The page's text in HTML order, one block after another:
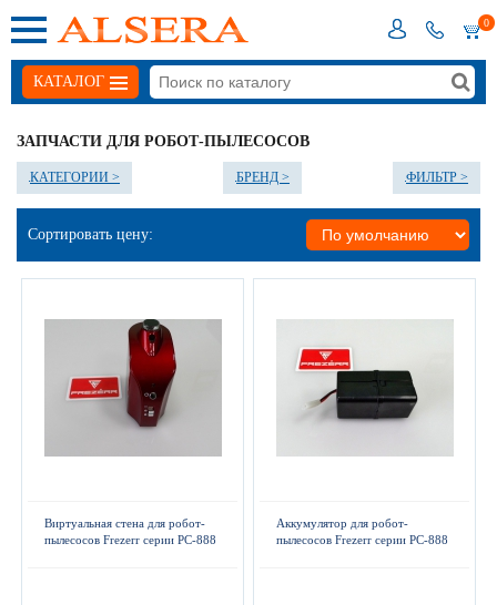
0
КАТАЛОГ
ЗАПЧАСТИ ДЛЯ РОБОТ-ПЫЛЕСОСОВ
КАТЕГОРИИ > БРЕНД > ФИЛЬТР >
Сортировать цену:
Виртуальная стена для робот-
пылесосов Frezerr серии РС-888
Аккумулятор для робот-
пылесосов Frezerr серии РС-888